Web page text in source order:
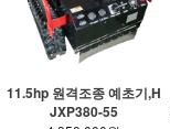
11.5hp 원격조종 예초기,H
JXP380-55